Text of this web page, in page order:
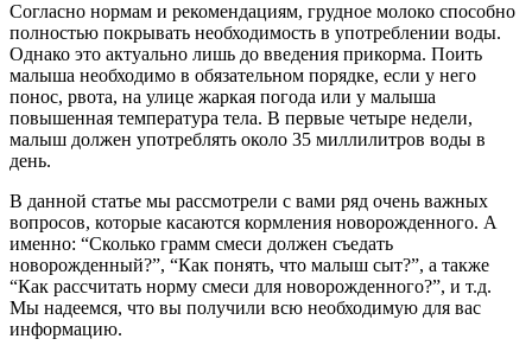
Согласно нормам и рекомендациям, грудное молоко способно
полностью покрывать необходимость в употреблении воды.
Однако это актуально лишь до введения прикорма. Поить
малыша необходимо в обязательном порядке, если у него
понос, рвота, на улице жаркая погода или у малыша
повышенная температура тела. В первые четыре недели,
малыш должен употреблять около 35 миллилитров воды в
день.
В данной статье мы рассмотрели с вами ряд очень важных
вопросов, которые касаются кормления новорожденного. А
именно: “Сколько грамм смеси должен съедать
новорожденный?”, “Как понять, что малыш сыт?”, а также
“Как рассчитать норму смеси для новорожденного?”, и т.д.
Мы надеемся, что вы получили всю необходимую для вас
информацию.